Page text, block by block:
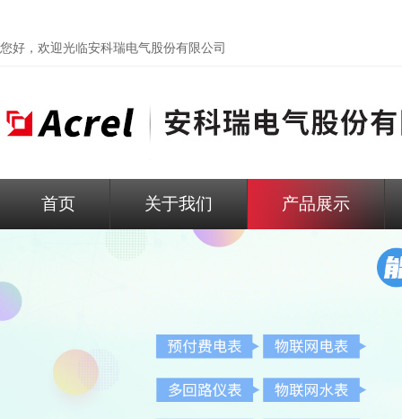
您好，欢迎光临安科瑞电气股份有限公司
首页 关于我们 产品展示